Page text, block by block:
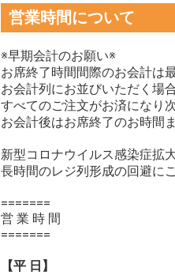
営業時間について
※早期会計のお願い※
お席終了時間間際のお会計は
お会計列にお並びいただく場
すべてのご注文がお済になり
お会計後はお席終了のお時間
新型コロナウイルス感染症拡
長時間のレジ列形成の回避に
=======
営 業 時 間
=======
【平 日】